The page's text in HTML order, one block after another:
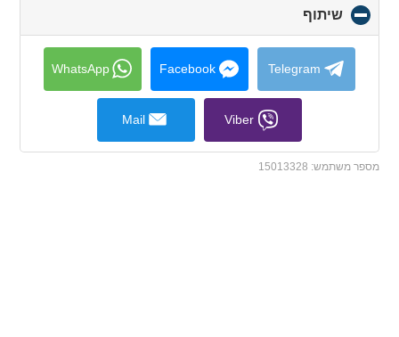
שיתוף
to
collapse
contents
Telegram
Facebook
WhatsApp
Viber
Mail
מספר משתמש: 15013328